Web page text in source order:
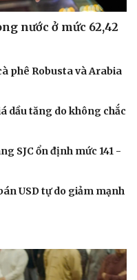
nước ở mức 62,42
phê Robusta và Arabia
dầu tăng do không chắc
SJC ổn định mức 141 -
USD tự do giảm mạnh